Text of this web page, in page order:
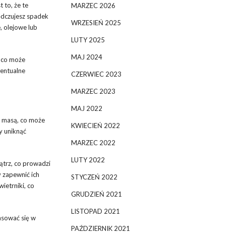
to, że te
spadek
olejowe lub
może
co może
uniknąć
co prowadzi
ich
co
się w
MARZEC 2026
WRZESIEŃ 2025
LUTY 2025
MAJ 2024
CZERWIEC 2023
MARZEC 2023
MAJ 2022
KWIECIEŃ 2022
MARZEC 2022
LUTY 2022
STYCZEŃ 2022
GRUDZIEŃ 2021
LISTOPAD 2021
PAŹDZIERNIK 2021